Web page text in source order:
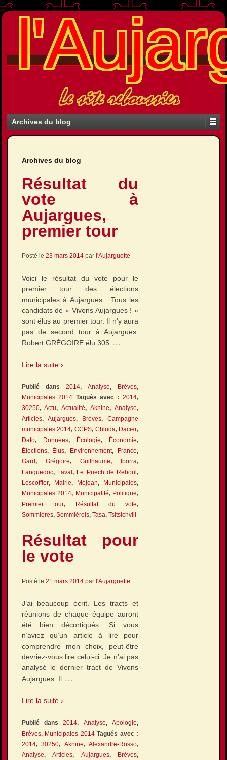
Le site reboussier
Archives du blog
Archives du blog
Résultat du
vote à
Aujargues,
premier tour
Posté le 23 mars 2014par l'Aujarguette
Voici le résultat du vote pour le
premier tour des élections
municipales à Aujargues : Tous les
candidats de « Vivons Aujargues ! »
sont élus au premier tour. Il n’y aura
pas de second tour à Aujargues.
Robert GRÉGOIRE élu 305 …
Lire la suite ›
Publié dans 2014, Analyse, Brèves,
Municipales 2014 Tagués avec :2014,
30250,Actu,Actualité,Aknine,Analyse,
Articles,Aujargues, Brèves,Campagne
municipales 2014, CCPS, Chluda, Dacier,
Dato, Données, Écologie, Économie,
Élections, Élus, Environnement, France,
Gard, Grégoire, Guilhaume, Iborra,
Languedoc, Laval , Le Puech de Reboul,
Lescoffier, Mairie, Méjean, Municipales,
Municipales 2014, Municipalité, Politique,
Premier tour, Résultat du vote,
Sommières, Sommiérois, Tasa, Tsitsichvili
Résultat pour
le vote
Posté le 21 mars 2014par l'Aujarguette
J’ai beaucoup écrit. Les tracts et
réunions de chaque équipe auront
été bien décortiqués. Si vous
n’aviez qu’un article à lire pour
comprendre mon choix, peut-être
devriez-vous lire celui-ci. Je n’ai pas
analysé le dernier tract de Vivons
Aujargues. Il …
Lire la suite ›
Publié dans2014, Analyse,Apologie,
Brèves, Municipales 2014Tagués avec :
2014,30250, Aknine,Alexandre-Rosso,
Analyse,Articles, Aujargues, Brèves,